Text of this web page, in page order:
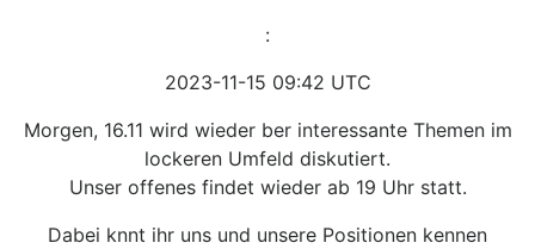
:
2023-11-15 09:42 UTC
Morgen, 16.11 wird wieder ber interessante Themen im
lockeren Umfeld diskutiert.
Unser offenes findet wieder ab 19 Uhr statt.
Dabei knnt ihr uns und unsere Positionen kennen